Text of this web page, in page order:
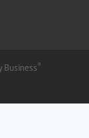
Business®